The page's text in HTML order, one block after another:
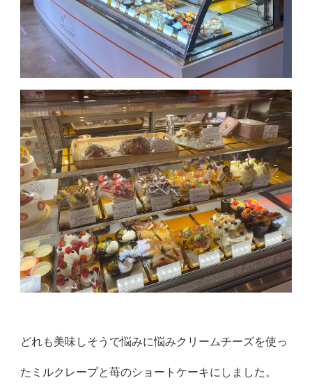
どれも美味しそうで悩みに悩みクリームチーズを使っ
たミルクレープと苺のショートケーキにしました。